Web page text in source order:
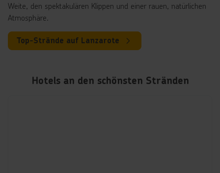
Weite, den spektakulären Klippen und einer rauen, natürlichen
Atmosphäre.
Top-Strände auf Lanzarote
Hotels an den schönsten Stränden